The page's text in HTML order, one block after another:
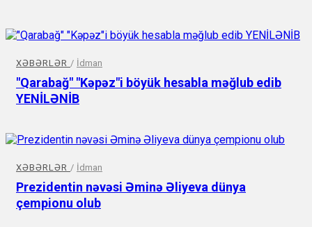
XƏBƏRLƏR / İdman
"Qarabağ" "Kəpəz"i böyük hesabla məğlub edib
YENİLƏNİB
XƏBƏRLƏR / İdman
Prezidentin nəvəsi Əminə Əliyeva dünya
çempionu olub